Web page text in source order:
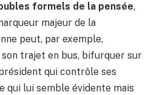
formels de la pensée,
majeur de la
peut, par exemple,
trajet en bus, bifurquer sur
qui contrôle ses
qui lui semble évidente mais